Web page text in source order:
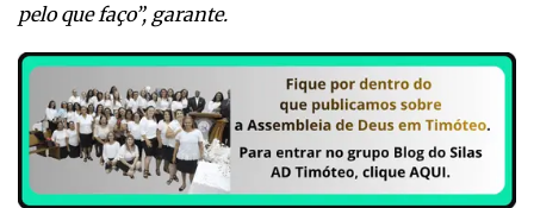
pelo que faço”, garante.